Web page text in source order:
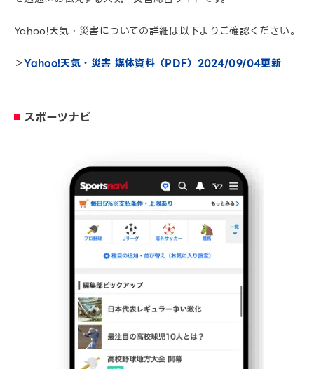
Yahoo!天気・災害についての詳細は以下よりご確認ください。
＞Yahoo!天気・災害 媒体資料（PDF）2024/09/04更新
スポーツナビ